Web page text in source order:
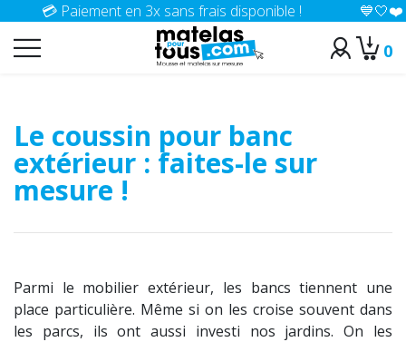
💳 Paiement en 3x sans frais disponible ! 💙🤍❤️
0
Accueil
Le coussin pour banc
extérieur : faites-le sur
mesure !
Parmi le mobilier extérieur, les bancs tiennent une
place particulière. Même si on les croise souvent dans
les parcs, ils ont aussi investi nos jardins. On les